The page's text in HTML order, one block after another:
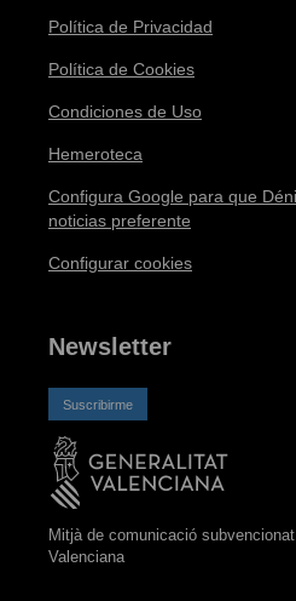
Política de Privacidad
Política de Cookies
Condiciones de Uso
Hemeroteca
Configura Google para que
noticias preferente
Configurar cookies
Newsletter
Suscribirme
Mitjà de comunicació
Valenciana